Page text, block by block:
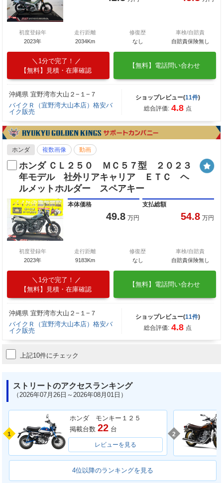
初度登録年
2023年
走行距離
2034Km
修復歴
なし
車検/自賠責
自賠責保険無し
1分で完了！
【無料】見積・在庫確認
【無料】電話問い合わせ
沖縄県 宜野湾市大山２−１−７
バイクＲ（宜野湾大山本店）格安バ
イク販売
ショップレビュー(11件)
総合評価: 4.8 点
ホンダ 複数画像 動画
ホンダ ＣＬ２５０ ＭＣ５７型 ２０２３
年モデル 社外リアキャリア ＥＴＣ ヘ
ルメットホルダー スペアキー
本体価格
49.8 万円
支払総額
54.8 万円
初度登録年
2023年
走行距離
9183Km
修復歴
なし
車検/自賠責
自賠責保険無し
1分で完了！
【無料】見積・在庫確認
【無料】電話問い合わせ
沖縄県 宜野湾市大山２−１−７
バイクＲ（宜野湾大山本店）格安バ
イク販売
ショップレビュー(11件)
総合評価: 4.8 点
上記10件にチェック
ストリートのアクセスランキング
（2026年07月26日～2026年08月01日）
1
ホンダ モンキー１２５
掲載台数 22 台
レビューを見る
2
4位以降のランキングを見る